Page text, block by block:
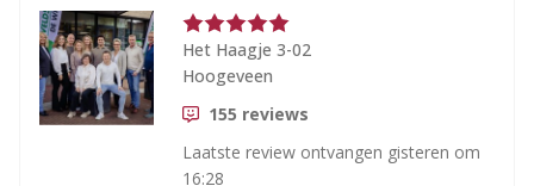
Het Haagje 3-02
Hoogeveen
155 reviews
Laatste review ontvangen gisteren om
16:28